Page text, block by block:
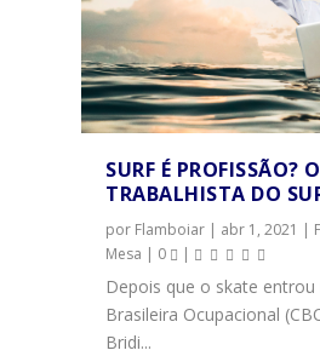
SURF É PROFISSÃO?
TRABALHISTA DO
por Flamboiar | abr 1, 2021 |
Mesa | 0 |
Depois que o skate entrou
Brasileira Ocupacional
Bridi...